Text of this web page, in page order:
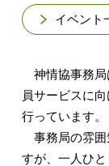
イベント
神情協事務局
員サービスに
行っています。
事務局の雰囲
すが、一人ひ